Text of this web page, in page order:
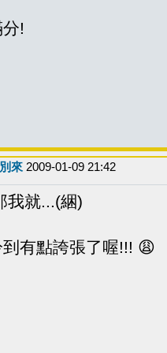
!
來 2009-01-09 21:42
我就...(綑)
有點誇張了喔!!! 😩